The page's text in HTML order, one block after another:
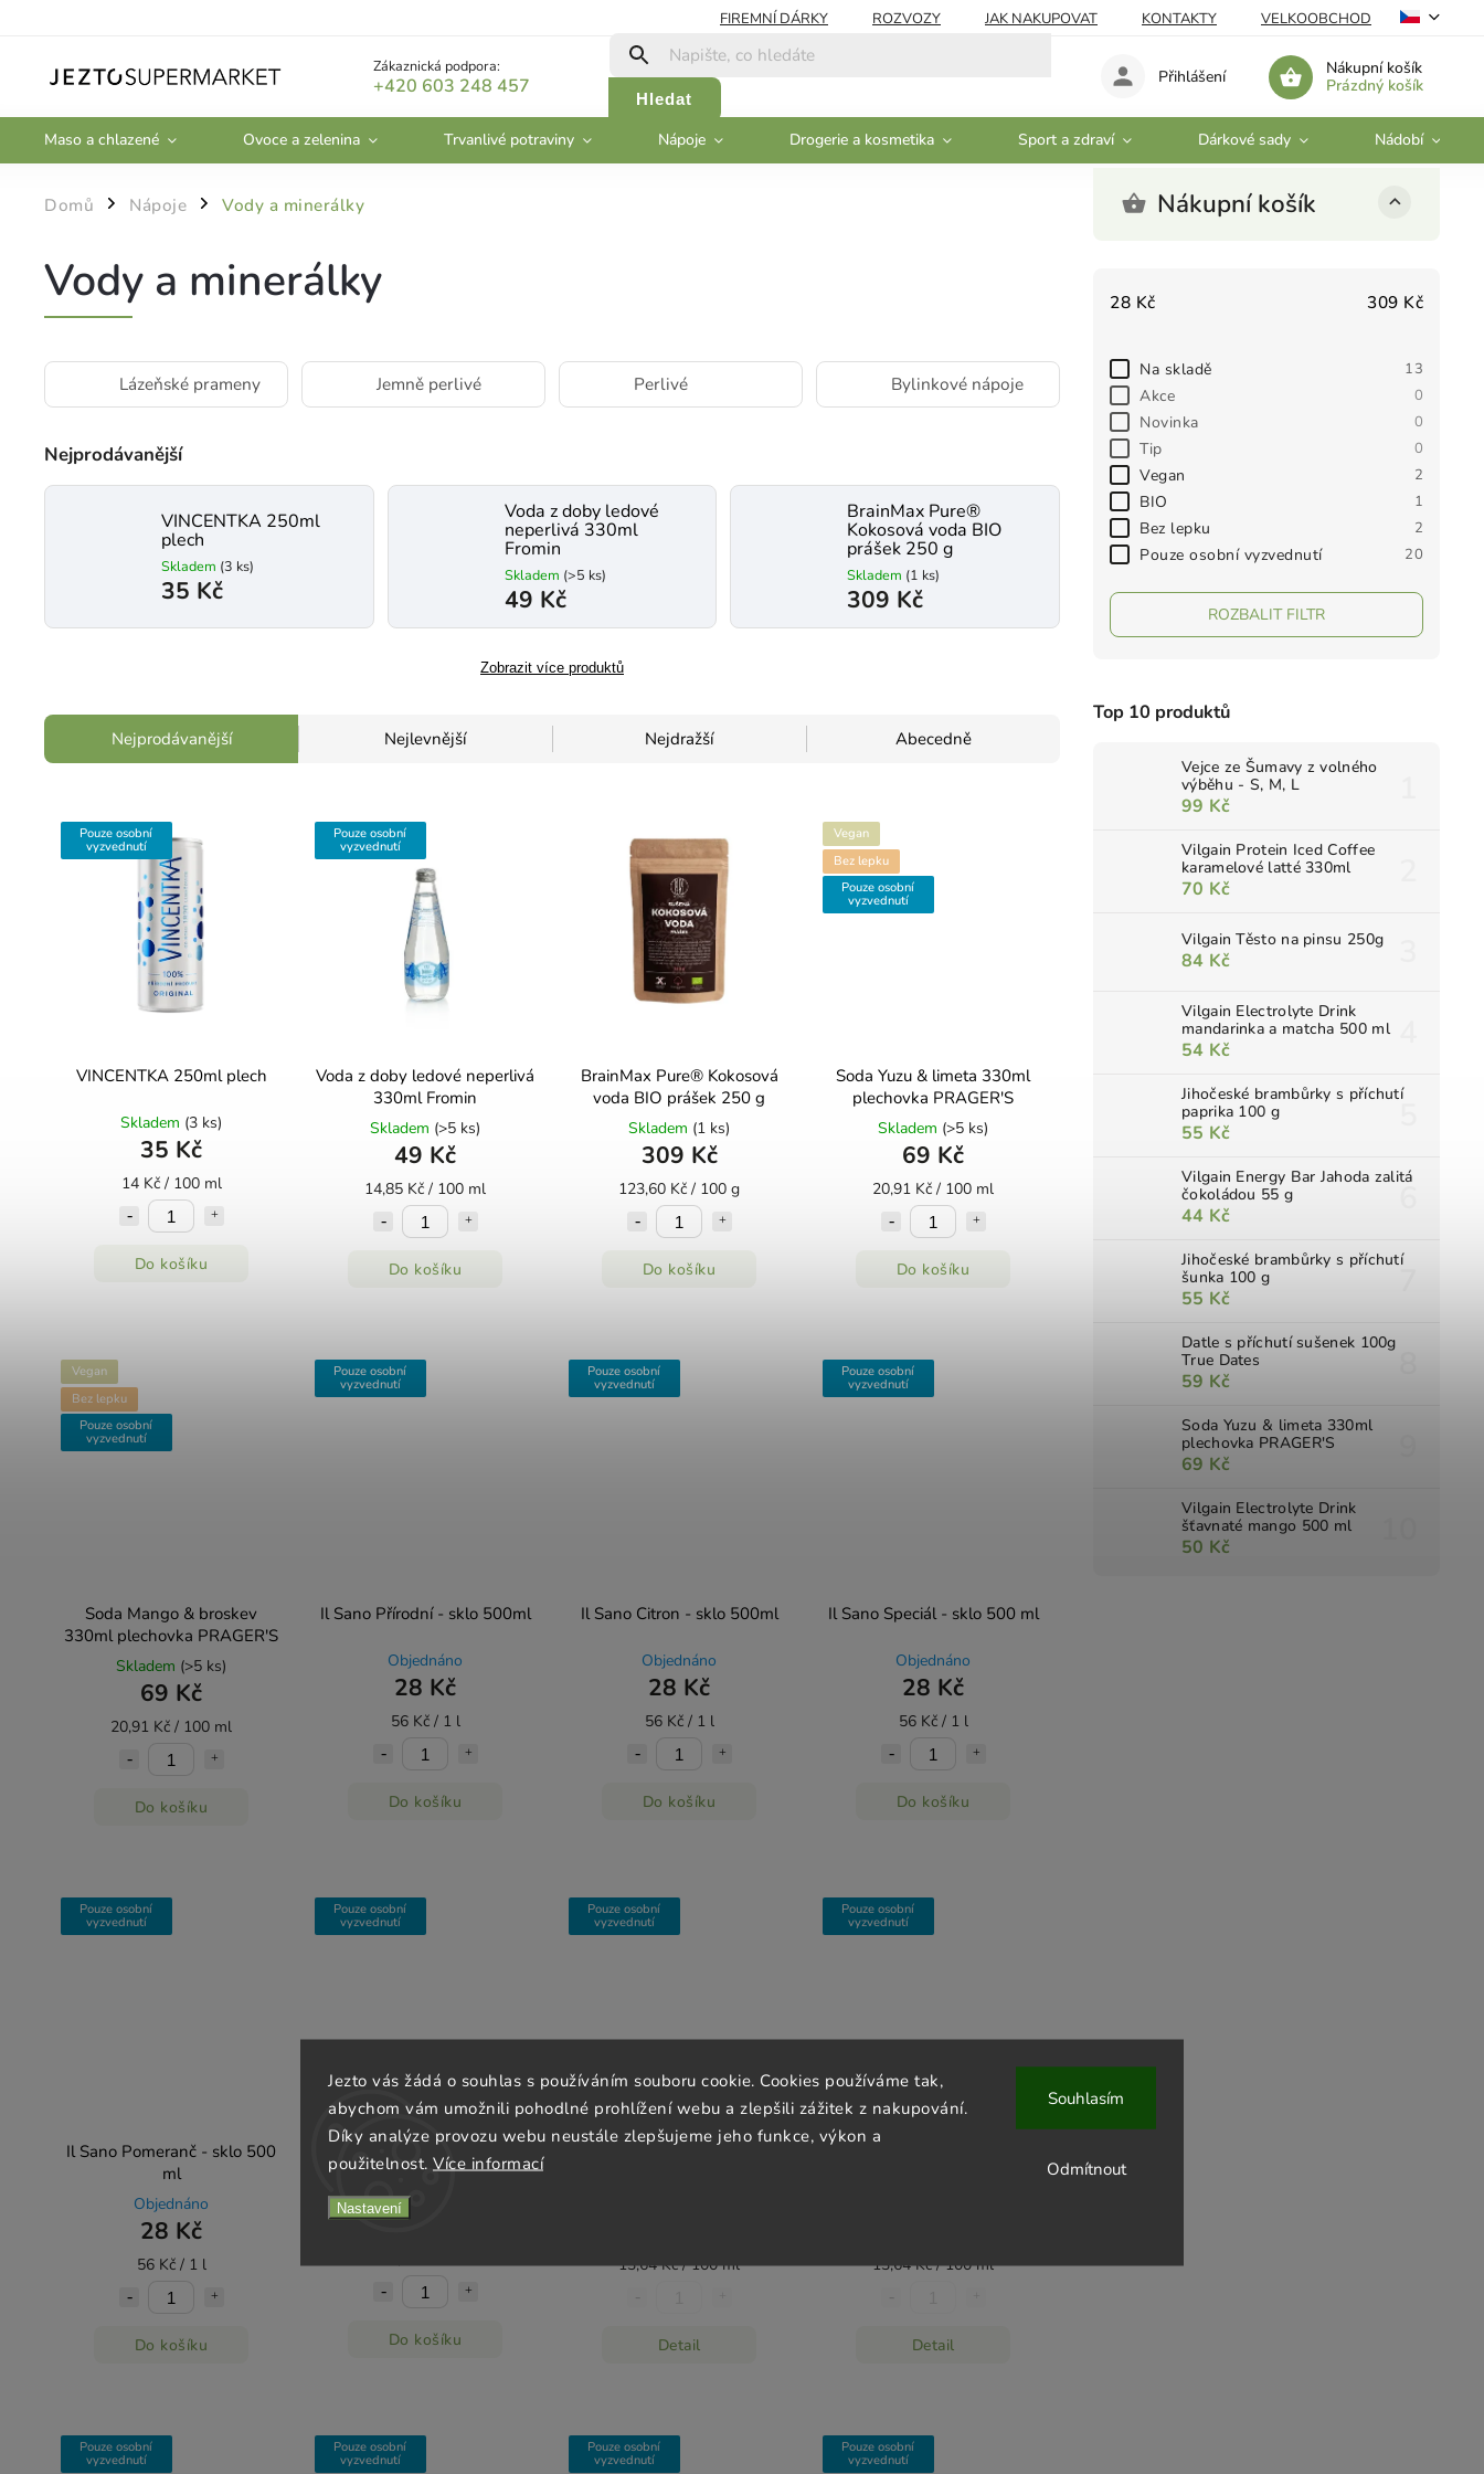
Jezto vás žádá o souhlas s používáním souboru cookie. Cookies používáme tak,
abychom vám umožnili pohodlné prohlížení webu a zlepšili zážitek z nakupování.
Díky analýze provozu webu neustále zlepšujeme jeho funkce, výkon a
použitelnost. Více informací
Nastavení
Odmítnout
Souhlasím
FIREMNÍ DÁRKY ROZVOZY JAK NAKUPOVAT KONTAKTY VELKOOBCHOD
Zákaznická podpora:
+420 603 248 457
Hledat
Nákupní košík
Prázdný košík
Přihlášení
Maso a chlazené Ovoce a zelenina Trvanlivé potraviny Nápoje Drogerie a kosmetika Sport a zdraví Dárkové sady Nádobí
Domů / Nápoje / Vody a minerálky Nákupní košík
28 Kč 309 Kč
Na skladě 13
Akce 0
Novinka 0
Tip 0
Vegan 2
BIO 1
Bez lepku 2
Pouze osobní vyzvednutí 20
ROZBALIT FILTR
Top 10 produktů
Vejce ze Šumavy z volného
výběhu - S, M, L
99 Kč
Vilgain Protein Iced Coffee
karamelové latté 330ml
70 Kč
Vilgain Těsto na pinsu 250g
84 Kč
Vilgain Electrolyte Drink
mandarinka a matcha 500 ml
54 Kč
Jihočeské brambůrky s příchutí
paprika 100 g
55 Kč
Vilgain Energy Bar Jahoda zalitá
čokoládou 55 g
44 Kč
Jihočeské brambůrky s příchutí
šunka 100 g
55 Kč
Datle s příchutí sušenek 100g
True Dates
59 Kč
Soda Yuzu & limeta 330ml
plechovka PRAGER'S
69 Kč
Vilgain Electrolyte Drink
šťavnaté mango 500 ml
50 Kč
Vody a minerálky
Lázeňské prameny Jemně perlivé Perlivé Bylinkové nápoje
Nejprodávanější
VINCENTKA 250ml
plech
Skladem (3 ks)
35 Kč
Voda z doby ledové
neperlivá 330ml
Fromin
Skladem (>5 ks)
49 Kč
BrainMax Pure®
Kokosová voda BIO
prášek 250 g
Skladem (1 ks)
309 Kč
Zobrazit více produktů
Nejprodávanější Nejlevnější Nejdražší Abecedně
Pouze osobní
vyzvednutí
VINCENTKA 250ml plech
Skladem (3 ks)
35 Kč
14 Kč / 100 ml
Do košíku
Pouze osobní
vyzvednutí
Voda z doby ledové neperlivá
330ml Fromin
Skladem (>5 ks)
49 Kč
14,85 Kč / 100 ml
Do košíku
BrainMax Pure® Kokosová
voda BIO prášek 250 g
Skladem (1 ks)
309 Kč
123,60 Kč / 100 g
Do košíku
Vegan
Bez lepku
Pouze osobní
vyzvednutí
Soda Yuzu & limeta 330ml
plechovka PRAGER'S
Skladem (>5 ks)
69 Kč
20,91 Kč / 100 ml
Do košíku
Vegan
Bez lepku
Pouze osobní
vyzvednutí
Soda Mango & broskev
330ml plechovka PRAGER'S
Skladem (>5 ks)
69 Kč
20,91 Kč / 100 ml
Do košíku
Pouze osobní
vyzvednutí
Il Sano Přírodní - sklo 500ml
Objednáno
28 Kč
56 Kč / 1 l
Do košíku
Pouze osobní
vyzvednutí
Il Sano Citron - sklo 500ml
Objednáno
28 Kč
56 Kč / 1 l
Do košíku
Pouze osobní
vyzvednutí
Il Sano Speciál - sklo 500 ml
Objednáno
28 Kč
56 Kč / 1 l
Do košíku
Pouze osobní
vyzvednutí
Il Sano Pomeranč - sklo 500
ml
Objednáno
28 Kč
56 Kč / 1 l
Do košíku
Pouze osobní
vyzvednutí
Il Sano Pomeranč 1,5l
Objednáno
38 Kč
Do košíku
Pouze osobní
vyzvednutí
Dash Perlivá voda limetka
13,64 Kč / 100 ml
Detail
Pouze osobní
vyzvednutí
13,64 Kč / 100 ml
Detail
Pouze osobní
vyzvednutí
Pouze osobní
vyzvednutí
Pouze osobní
vyzvednutí
Pouze osobní
vyzvednutí